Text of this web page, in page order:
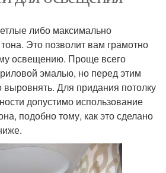
либо максимально
Это позволит вам грамотно
освещению. Проще всего
эмалью, но перед этим
выровнять. Для придания потолку
допустимо использование
подобно тому, как это сделано